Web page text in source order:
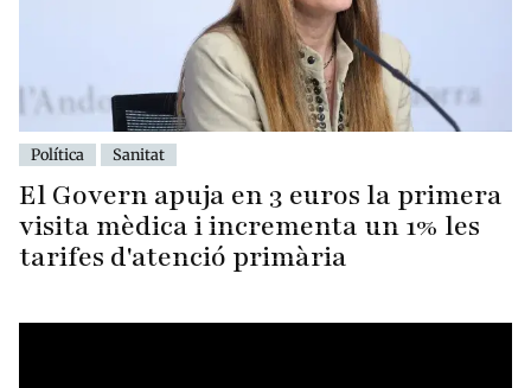
Política Sanitat
El Govern apuja en 3 euros la primera
visita mèdica i incrementa un 1% les
tarifes d'atenció primària